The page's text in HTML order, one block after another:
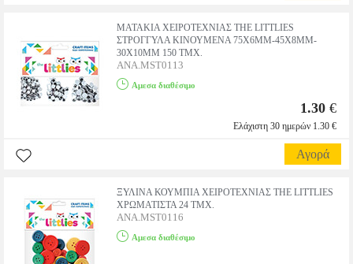
ΜΑΤΑΚΙΑ ΧΕΙΡΟΤΕΧΝΙΑΣ THE LITTLIES
ΣΤΡΟΓΓΥΛΑ ΚΙΝΟΥΜΕΝΑ 75X6MM-45X8MM-
30X10MM 150 ΤΜΧ.
ANA.MST0113
Αμεσα διαθέσιμο
1.30 €
Ελάχιστη 30 ημερών 1.30 €
Αγορά
ΞΥΛΙΝΑ ΚΟΥΜΠΙΑ ΧΕΙΡΟΤΕΧΝΙΑΣ THE LITTLIES
ΧΡΩΜΑΤΙΣΤΑ 24 ΤΜΧ.
ANA.MST0116
Αμεσα διαθέσιμο